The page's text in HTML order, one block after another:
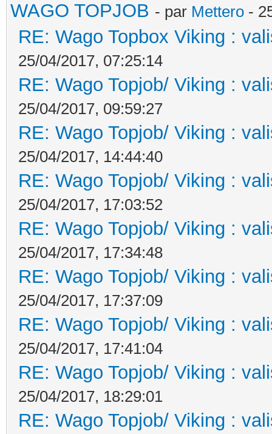
WAGO TOPJOB - par Mettero -
RE: Wago Topbox Viking :
25/04/2017, 07:25:14
RE: Wago Topjob/ Viking :
25/04/2017, 09:59:27
RE: Wago Topjob/ Viking :
25/04/2017, 14:44:40
RE: Wago Topjob/ Viking :
25/04/2017, 17:03:52
RE: Wago Topjob/ Viking :
25/04/2017, 17:34:48
RE: Wago Topjob/ Viking :
25/04/2017, 17:37:09
RE: Wago Topjob/ Viking :
25/04/2017, 17:41:04
RE: Wago Topjob/ Viking :
25/04/2017, 18:29:01
RE: Wago Topjob/ Viking :